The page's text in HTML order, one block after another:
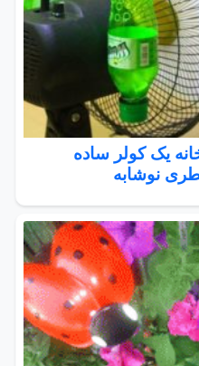
یک کولر ساده
نوشابه